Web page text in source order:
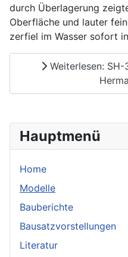
Hauptmenü
Home
Modelle
Bauberichte
Bausatzvorstellungen
Literatur
durch Überlagerung
Oberfläche und lauter
zerfiel im Wasser sofort
Weiterlesen: